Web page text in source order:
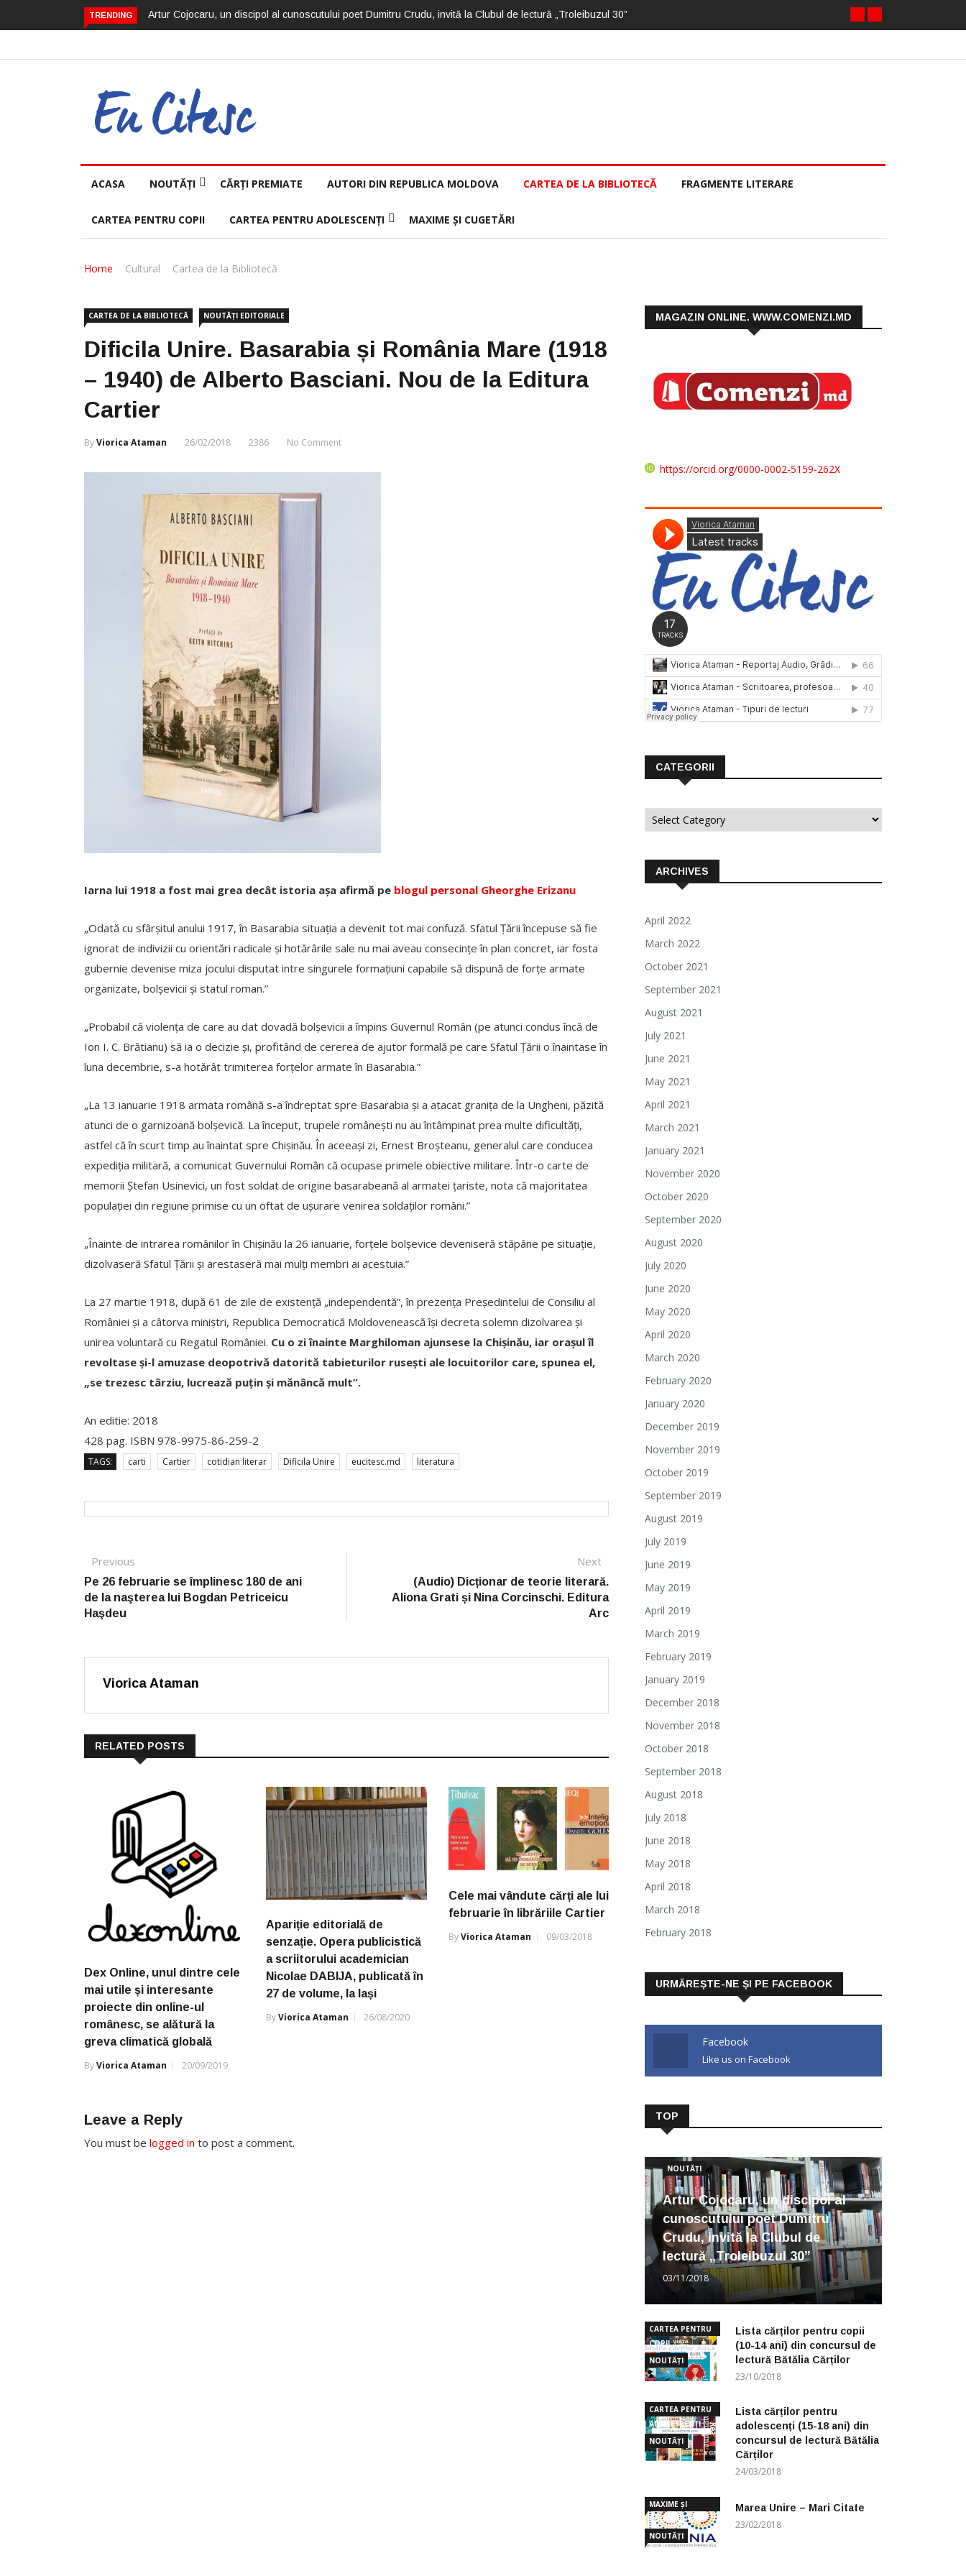
TRENDING Artur Cojocaru, un discipol al cunoscutului poet Dumitru Crudu, invită la Clubul de lectură „Troleibuzul 30”
ACASA NOUTĂȚI CĂRȚI PREMIATE AUTORI DIN REPUBLICA MOLDOVA CARTEA DE LA BIBLIOTECĂ FRAGMENTE LITERARE
CARTEA PENTRU COPII CARTEA PENTRU ADOLESCENȚI MAXIME ȘI CUGETĂRI
Home Cultural Cartea de la Bibliotecă
CARTEA DE LA BIBLIOTECĂ NOUTĂȚI EDITORIALE
Dificila Unire. Basarabia și România Mare (1918
– 1940) de Alberto Basciani. Nou de la Editura
Cartier
ByViorica Ataman 26/02/2018 2386 No Comment
Iarna lui 1918 a fost mai grea decât istoria așa afirmă pe blogul personal Gheorghe Erizanu
„Odată cu sfârșitul anului 1917, în Basarabia situația a devenit tot mai confuză. Sfatul Țării începuse să fie
ignorat de indivizii cu orientări radicale și hotărârile sale nu mai aveau consecințe în plan concret, iar fosta
gubernie devenise miza jocului disputat intre singurele formațiuni capabile să dispună de forțe armate
organizate, bolșevicii și statul roman.”
„Probabil că violența de care au dat dovadă bolșevicii a împins Guvernul Român (pe atunci condus încă de
Ion I. C. Brătianu) să ia o decizie și, profitând de cererea de ajutor formală pe care Sfatul Țării o înaintase în
luna decembrie, s-a hotărât trimiterea forțelor armate în Basarabia.”
„La 13 ianuarie 1918 armata română s-a îndreptat spre Basarabia și a atacat granița de la Ungheni, păzită
atunci de o garnizoană bolșevică. La început, trupele românești nu au întâmpinat prea multe dificultăți,
astfel că în scurt timp au înaintat spre Chișinău. În aceeași zi, Ernest Broșteanu, generalul care conducea
expediția militară, a comunicat Guvernului Român că ocupase primele obiective militare. Într-o carte de
memorii Ștefan Usinevici, un fost soldat de origine basarabeană al armatei țariste, nota că majoritatea
populației din regiune primise cu un oftat de ușurare venirea soldaților români.”
„Înainte de intrarea românilor în Chișinău la 26 ianuarie, forțele bolșevice deveniseră stăpâne pe situație,
dizolvaseră Sfatul Țării și arestaseră mai mulți membri ai acestuia.”
La 27 martie 1918, după 61 de zile de existență „independentă”, în prezența Președintelui de Consiliu al
României și a câtorva miniștri, Republica Democratică Moldovenească își decreta solemn dizolvarea și
unirea voluntară cu Regatul României. Cu o zi înainte Marghiloman ajunsese la Chișinău, iar orașul îl
revoltase și-l amuzase deopotrivă datorită tabieturilor rusești ale locuitorilor care, spunea el,
„se trezesc târziu, lucrează puțin și mănâncă mult”.
An editie: 2018
428 pag. ISBN 978-9975-86-259-2
TAGS: carti Cartier cotidian literar Dificila Unire eucitesc.md literatura
Post navigation
Previous
Pe 26 februarie se împlinesc 180 de ani
de la naşterea lui Bogdan Petriceicu
Haşdeu
Next
(Audio) Dicționar de teorie literară.
Aliona Grati și Nina Corcinschi. Editura
Arc
Viorica Ataman
RELATED POSTS
Dex Online, unul dintre cele
mai utile și interesante
proiecte din online-ul
românesc, se alătură la
greva climatică globală
ByViorica Ataman 20/09/2019
Apariție editorială de
senzație. Opera publicistică
a scriitorului academician
Nicolae DABIJA, publicată în
27 de volume, la Iași
ByViorica Ataman 26/08/2020
Cele mai vândute cărți ale lui
februarie în librăriile Cartier
ByViorica Ataman 09/03/2018
Leave a Reply
You must be logged in to post a comment.
MAGAZIN ONLINE. WWW.COMENZI.MD
https://orcid.org/0000-0002-5159-262X
CATEGORII
Categorii
ARCHIVES
April 2022
March 2022
October 2021
September 2021
August 2021
July 2021
June 2021
May 2021
April 2021
March 2021
January 2021
November 2020
October 2020
September 2020
August 2020
July 2020
June 2020
May 2020
April 2020
March 2020
February 2020
January 2020
December 2019
November 2019
October 2019
September 2019
August 2019
July 2019
June 2019
May 2019
April 2019
March 2019
February 2019
January 2019
December 2018
November 2018
October 2018
September 2018
August 2018
July 2018
June 2018
May 2018
April 2018
March 2018
February 2018
URMĂREȘTE-NE ȘI PE FACEBOOK
Facebook
Like us on Facebook
TOP
NOUTĂȚI
Artur Cojocaru, un discipol al
cunoscutului poet Dumitru
Crudu, invită la Clubul de
lectură „Troleibuzul 30”
03/11/2018
CARTEA PENTRU
COPII
NOUTĂȚI
Lista cărților pentru copii
(10-14 ani) din concursul de
lectură Bătălia Cărților
23/10/2018
CARTEA PENTRU
ADOLESCENȚI
NOUTĂȚI
Lista cărților pentru
adolescenți (15-18 ani) din
concursul de lectură Bătălia
Cărților
24/03/2018
MAXIME ȘI
CUGETĂRI
NOUTĂȚI
Marea Unire – Mari Citate
23/02/2018